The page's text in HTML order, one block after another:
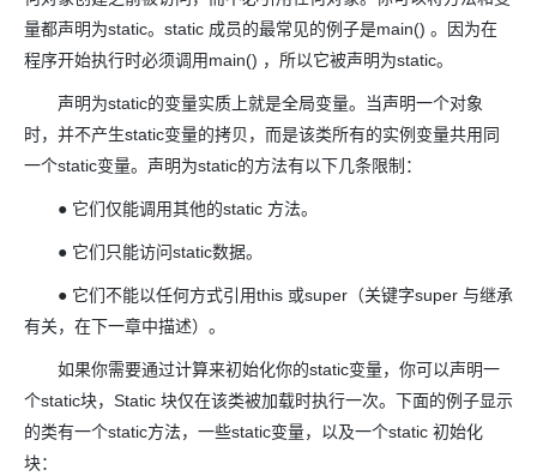
量都声明为static。static 成员的最常见的例子是main() 。因为在
程序开始执行时必须调用main() ，所以它被声明为static。
声明为static的变量实质上就是全局变量。当声明一个对象
时，并不产生static变量的拷贝，而是该类所有的实例变量共用同
一个static变量。声明为static的方法有以下几条限制：
● 它们仅能调用其他的static 方法。
● 它们只能访问static数据。
● 它们不能以任何方式引用this 或super（关键字super 与继承
有关，在下一章中描述）。
如果你需要通过计算来初始化你的static变量，你可以声明一
个static块，Static 块仅在该类被加载时执行一次。下面的例子显示
的类有一个static方法，一些static变量，以及一个static 初始化
块：